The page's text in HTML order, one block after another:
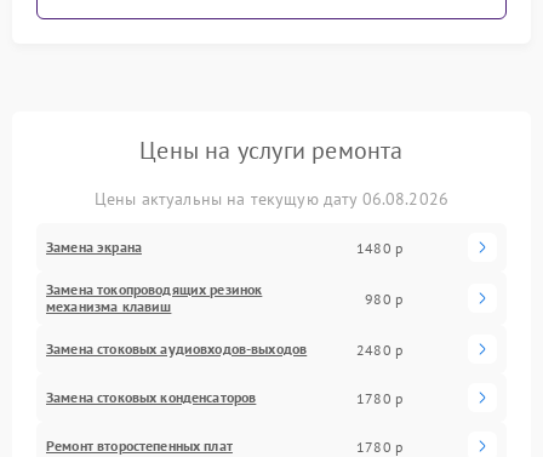
Цены на услуги ремонта
Цены актуальны на текущую дату 06.08.2026
Замена экрана 1480 р
Замена токопроводящих резинок
механизма клавиш
980 р
Замена стоковых аудиовходов-выходов 2480 р
Замена стоковых конденсаторов 1780 р
Ремонт второстепенных плат 1780 р